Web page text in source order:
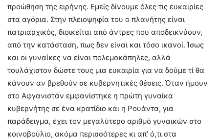
προώθηση της ειρήνης. Εμείς δίνουμε όλες τις ευκαιρίες
στα αγόρια. Στην πλειοψηφία του ο πλανήτης είναι
πατριαρχικός, διοικείται από άντρες που αποδεικνύουν,
από την κατάσταση, πως δεν είναι και τόσο ικανοί. Ίσως
και οι γυναίκες να είναι πολεμοκάπηλες, αλλά
τουλάχιστον δώστε τους μια ευκαιρία για να δούμε τί θα
κάνουν αν βρεθούν σε κυβερνητικές θέσεις. Όταν ήμουν
στο Αφγανιστάν εμφανίστηκε η πρώτη γυναίκα
κυβερνήτης σε ένα κρατίδιο και η Ρουάντα, για
παράδειγμα, έχει τον μεγαλύτερο αριθμό γυναικών στο
κοινοβούλιο, ακόμα περισσότερες κι απ’ ό,τι στα